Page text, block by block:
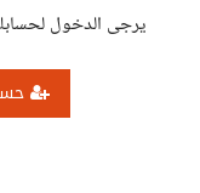
يرجى الدخول